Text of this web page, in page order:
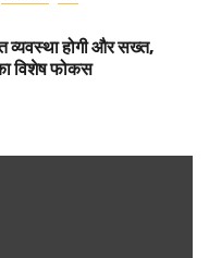
व्यवस्था होगी और सख्त,
विशेष फोकस